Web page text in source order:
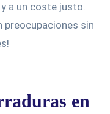
a un coste justo.
preocupaciones sin
en